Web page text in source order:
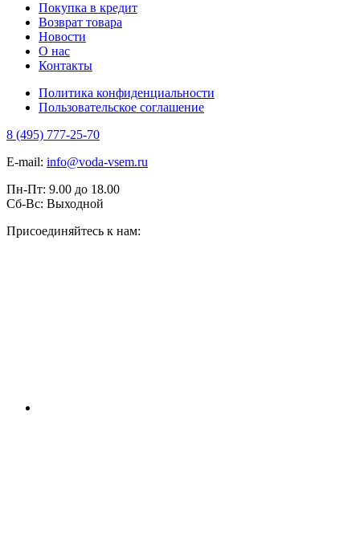
Покупка в кредит
Возврат товара
Новости
О нас
Контакты
Политика конфиденциальности
Пользовательское соглашение
8 (495) 777-25-70
E-mail: info@voda-vsem.ru
Пн-Пт: 9.00 до 18.00
Сб-Вс: Выходной
Присоединяйтесь к нам: